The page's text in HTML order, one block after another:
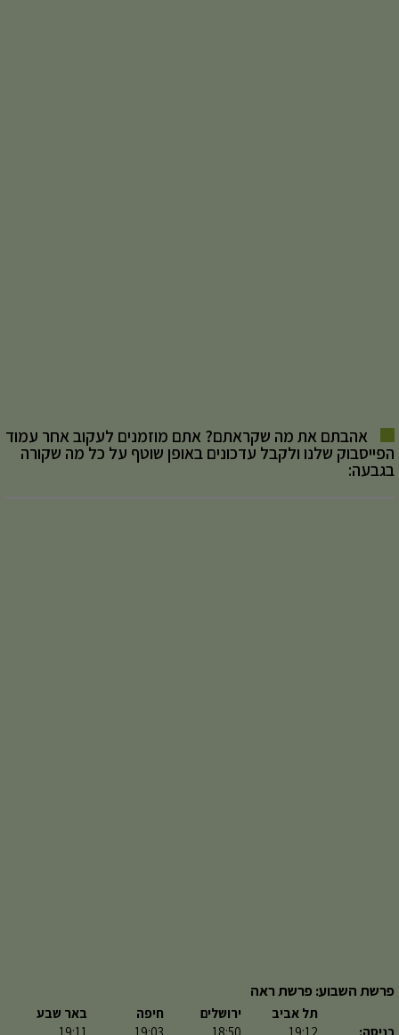
אהבתם את מה שקראתם? אתם מוזמנים לעקוב אחר עמוד
הפייסבוק שלנו ולקבל עדכונים באופן שוטף על כל מה שקורה
בגבעה:
פרשת השבוע: פרשת ראה
תל אביב
ירושלים
חיפה
באר שבע